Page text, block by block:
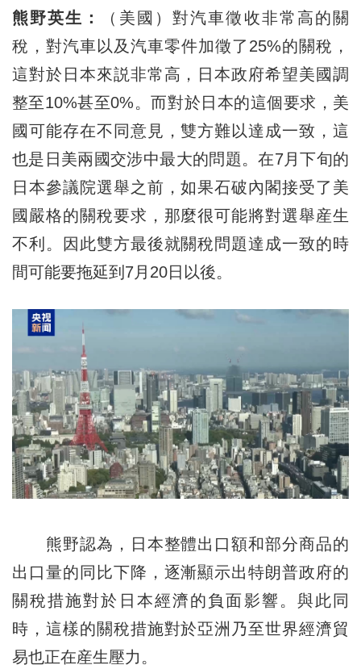
熊野英生：
（美國）對汽車徵收非常高的關
稅，對汽車以及汽車零件加徵了25%的關稅，
這對於日本來説非常高，日本政府希望美國調
整至10%甚至0%。而對於日本的這個要求，美
國可能存在不同意見，雙方難以達成一致，這
也是日美兩國交涉中最大的問題。在7月下旬的
日本參議院選舉之前，如果石破內閣接受了美
國嚴格的關稅要求，那麼很可能將對選舉産生
不利。因此雙方最後就關稅問題達成一致的時
間可能要拖延到7月20日以後。
熊野認為，日本整體出口額和部分商品的
出口量的同比下降，逐漸顯示出特朗普政府的
關稅措施對於日本經濟的負面影響。與此同
時，這樣的關稅措施對於亞洲乃至世界經濟貿
易也正在産生壓力。